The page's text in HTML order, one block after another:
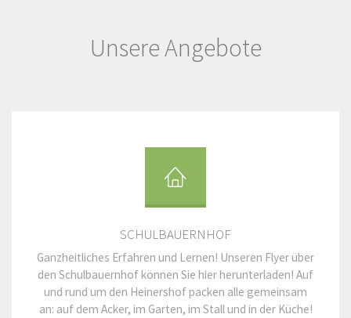
Unsere Angebote
SCHULBAUERNHOF
Ganzheitliches Erfahren und Lernen! Unseren Flyer über
den Schulbauernhof können Sie hier herunterladen! Auf
und rund um den Heinershof packen alle gemeinsam
an: auf dem Acker, im Garten, im Stall und in der Küche!